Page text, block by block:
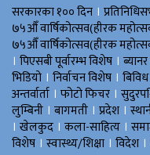
सरकारका १०० दिन ।
७५औँ वार्षिकोत्सव(हीरक
७५औँ वार्षिकोत्सव(हीरक
। पिएसबी पूर्वारम्भ विशेष ।
भिडियाे । निर्वाचन विशेष । बिविध
अन्तर्वार्ता । फोटो फिचर ।
लुम्बिनी । बागमती । प्रदेश ।
। खेलकुद । कला-साहित्य ।
विशेष । स्वास्थ्य/शिक्षा । विदेश ।